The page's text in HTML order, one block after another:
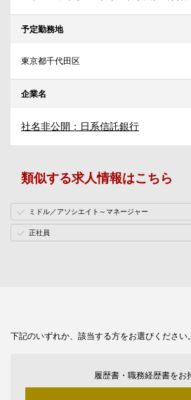
予定勤務地
東京都千代田区
企業名
社名非公開：日系信託銀行
類似する求人情報はこちら
ミドル／アソシエイト～マネージャー
正社員
下記のいずれか、該当する方をお選びください。
履歴書・職務経歴書をお